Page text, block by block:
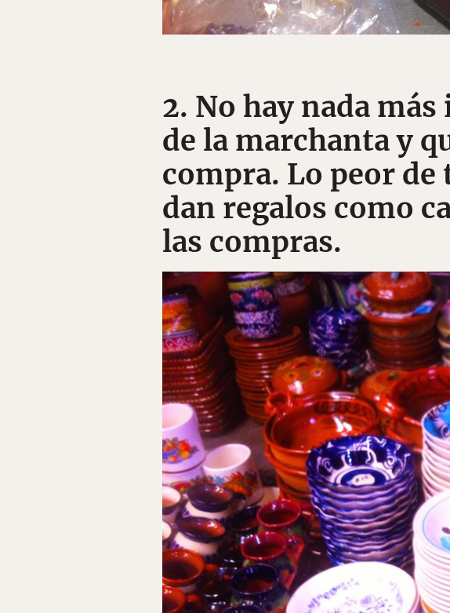
2. No hay nada
de la marchanta y
compra. Lo peor de
dan regalos como
las compras.